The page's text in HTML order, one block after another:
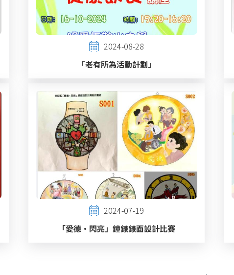
2024-08-28
「老有所為活動計劃」
2024-07-19
「愛德‧閃亮」鐘錶錶面設計比賽